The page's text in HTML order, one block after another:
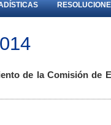
de la Comisión de